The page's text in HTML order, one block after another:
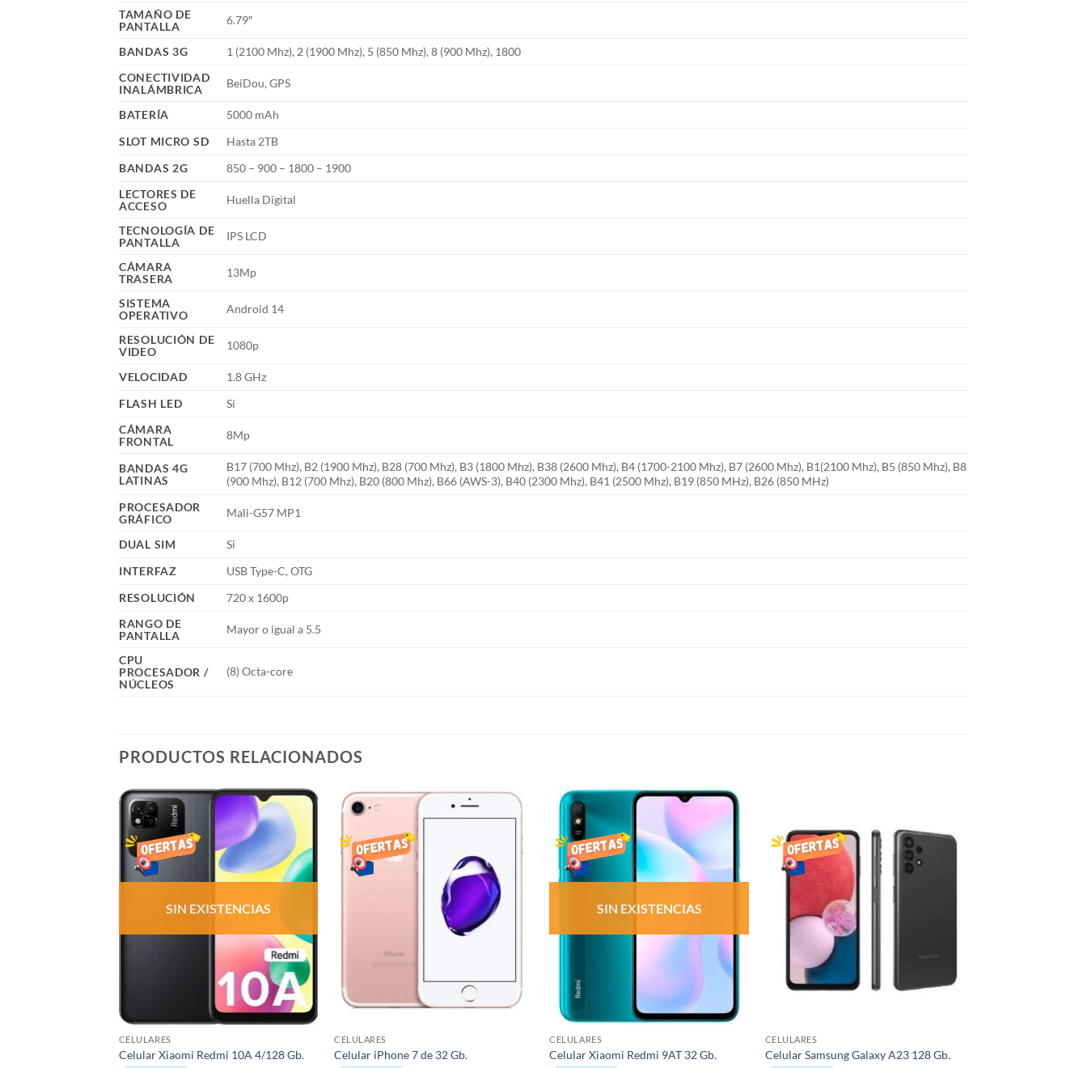
TAMAÑO DE
PANTALLA
6.79″
BANDAS 3G
1 (2100 Mhz), 2 (1900 Mhz), 5 (850 Mhz), 8 (900 Mhz), 1800
CONECTIVIDAD
INALÁMBRICA
BeiDou, GPS
BATERÍA
5000 mAh
SLOT MICRO SD
Hasta 2TB
BANDAS 2G
850 – 900 – 1800 – 1900
LECTORES DE
ACCESO
Huella Digital
TECNOLOGÍA DE
PANTALLA
IPS LCD
CÁMARA
TRASERA
13Mp
SISTEMA
OPERATIVO
Android 14
RESOLUCIÓN DE
VIDEO
1080p
VELOCIDAD
1.8 GHz
FLASH LED
Sí
CÁMARA
FRONTAL
8Mp
BANDAS 4G
LATINAS
B17 (700 Mhz), B2 (1900 Mhz), B28 (700 Mhz), B3 (1800 Mhz), B38 (2600 Mhz), B4 (1700-2100 Mhz), B7 (2600 Mhz), B1(2100 Mhz), B5 (850 Mhz), B8
(900 Mhz), B12 (700 Mhz), B20 (800 Mhz), B66 (AWS-3), B40 (2300 Mhz), B41 (2500 Mhz), B19 (850 MHz), B26 (850 MHz)
PROCESADOR
GRÁFICO
Mali-G57 MP1
DUAL SIM
Si
INTERFAZ
USB Type-C, OTG
RESOLUCIÓN
720 x 1600p
RANGO DE
PANTALLA
Mayor o igual a 5.5
CPU
PROCESADOR /
NÚCLEOS
(8) Octa-core
PRODUCTOS RELACIONADOS
LISTA
DE
DESEOS
SIN EXISTENCIAS
CELULARES
Celular Xiaomi Redmi 10A 4/128 Gb.
DE
DESEOS
CELULARES
Celular iPhone 7 de 32 Gb.
AÑADIR
LISTA
DE
DESEOS
SIN EXISTENCIAS
CELULARES
Celular Xiaomi Redmi 9AT 32 Gb.
AÑADIR
LISTA
DE
DESEOS
CELULARES
Celular Samsung Galaxy A23 128 Gb.